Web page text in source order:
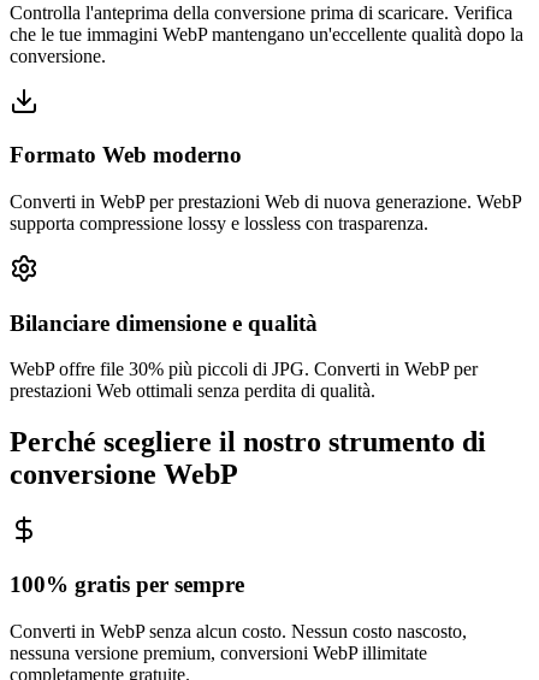
Controlla l'anteprima della conversione prima di scaricare. Verifica
che le tue immagini WebP mantengano un'eccellente qualità dopo la
conversione.
Formato Web moderno
Converti in WebP per prestazioni Web di nuova generazione. WebP
supporta compressione lossy e lossless con trasparenza.
Bilanciare dimensione e qualità
WebP offre file 30% più piccoli di JPG. Converti in WebP per
prestazioni Web ottimali senza perdita di qualità.
Perché scegliere il nostro strumento di
conversione WebP
100% gratis per sempre
Converti in WebP senza alcun costo. Nessun costo nascosto,
nessuna versione premium, conversioni WebP illimitate
completamente gratuite.